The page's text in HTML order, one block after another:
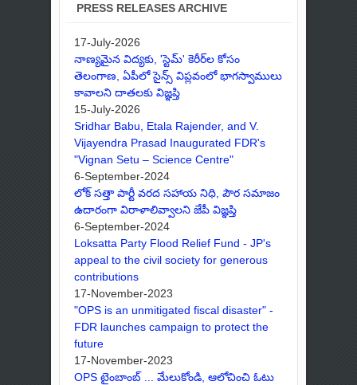
PRESS RELEASES ARCHIVE
17-July-2026
నాణ్యమైన విద్యకు, 'స్టెమ్' కెరీర్‌ల కోసం
తెలంగాణ, ఏపీలో సైన్స్ విప్లవంలో భాగస్వాములు
కావాలని దాతలకు విజ్ఞప్తి
15-July-2026
Sridhar Babu, Etala Rajender, and V.
Vijayendra Prasad Inaugurated FDR's
"Vignan Setu – Science Centre"
6-September-2024
లోక్ సత్తా పార్టీ వరద సహాయ నిధి, పౌర సమాజం
ఉదారంగా విరాళాలివ్వాలని జేపీ విజ్ఞప్తి
6-September-2024
Loksatta Party Flood Relief Fund - JP's
appeal to the civil society for generous
contributions
17-November-2023
"OPS is an unmitigated fiscal disaster" -
FDR launches campaign to protect the
future
17-November-2023
OPS టైంబాంబ్ ... మేలుకోండి, ఆలోచించి ఓటు